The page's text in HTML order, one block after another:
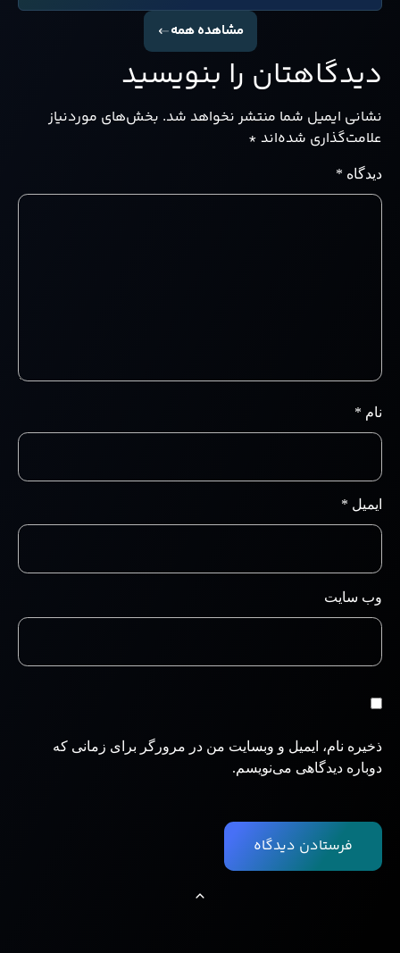
مشاهده همه
دیدگاهتان را بنویسید
نشانی ایمیل شما منتشر نخواهد شد. بخش‌های موردنیاز
علامت‌گذاری شده‌اند *
دیدگاه *
نام *
ایمیل *
وب‌ سایت
ذخیره نام، ایمیل و وبسایت من در مرورگر برای زمانی که
دوباره دیدگاهی می‌نویسم.